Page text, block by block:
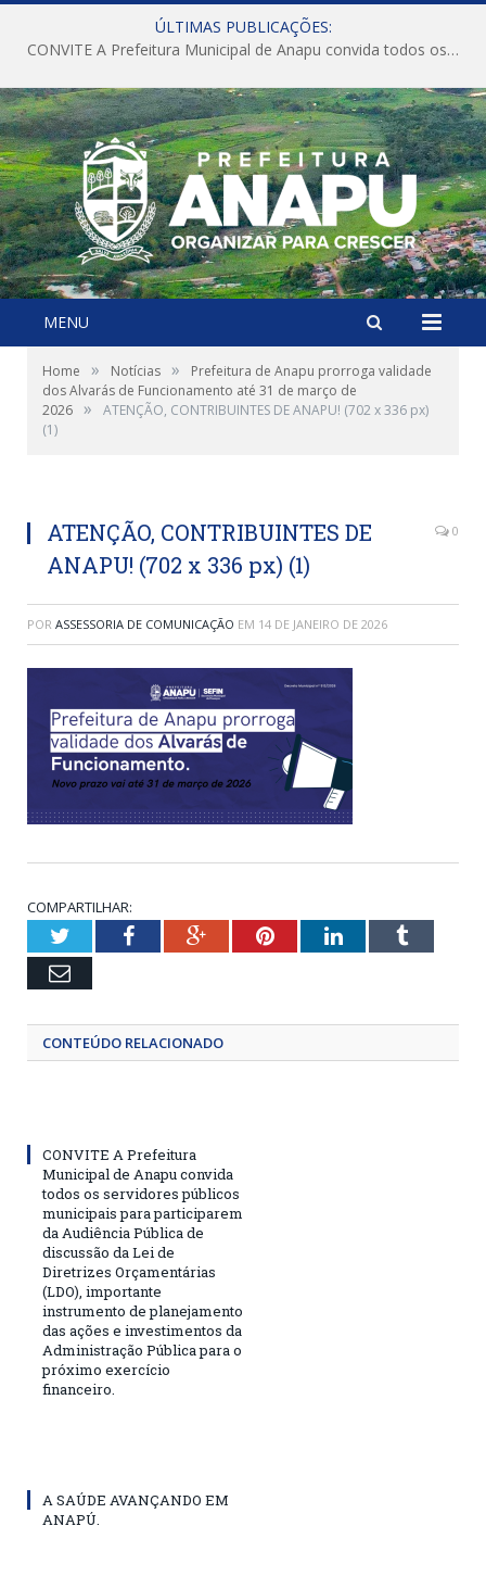
ÚLTIMAS PUBLICAÇÕES:
CONVITE A Prefeitura Municipal de Anapu convida todos os servidores públicos municipais para participarem da Audiência Pública de discussão da Lei de Diretrizes Orçamentárias (LDO), importante instrumento de planejamento das ações e investimentos da Administração Pública para o próximo exercício financeiro.
MENU
Home » Notícias »
Prefeitura de Anapu prorroga validade
dos Alvarás de Funcionamento até 31 de março de
2026 »
ATENÇÃO, CONTRIBUINTES DE ANAPU! (702 x 336 px)
(1)
ATENÇÃO, CONTRIBUINTES DE
ANAPU! (702 x 336 px) (1)
0
POR ASSESSORIA DE COMUNICAÇÃO EM 14 DE JANEIRO DE 2026
COMPARTILHAR:
TwitterFacebookGoogle+PinterestLinkedInTumblr
Email
CONTEÚDO RELACIONADO
CONVITE A Prefeitura
Municipal de Anapu convida
todos os servidores públicos
municipais para participarem
da Audiência Pública de
discussão da Lei de
Diretrizes Orçamentárias
(LDO), importante
instrumento de planejamento
das ações e investimentos da
Administração Pública para o
próximo exercício
financeiro.
A SAÚDE AVANÇANDO EM
ANAPÚ.